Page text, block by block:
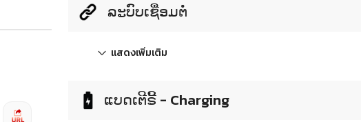
ລະບົບເຊື່ອມຕໍ່
แสดงเพิ่มเติม
ແບດເຕີຣີ້ - Charging